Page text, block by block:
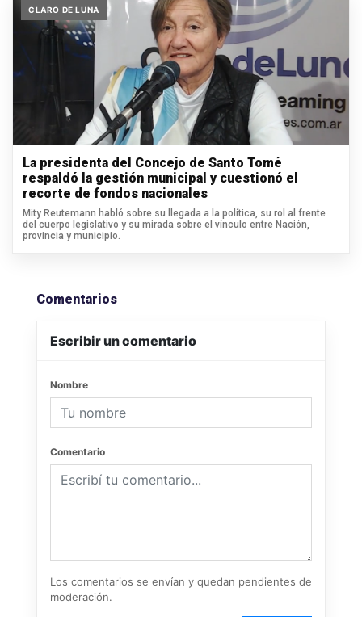
CLARO DE LUNA
La presidenta del Concejo de Santo Tomé
respaldó la gestión municipal y cuestionó el
recorte de fondos nacionales
Mity Reutemann habló sobre su llegada a la política, su rol al frente
del cuerpo legislativo y su mirada sobre el vínculo entre Nación,
provincia y municipio.
Comentarios
Escribir un comentario
Nombre
Comentario
Los comentarios se envían y quedan pendientes de
moderación.